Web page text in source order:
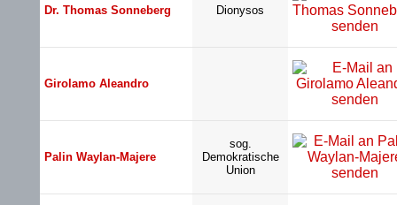
Dr. Thomas Sonneberg Dionysos
Girolamo Aleandro
Palin Waylan-Majere
sog.
Demokratische
Union